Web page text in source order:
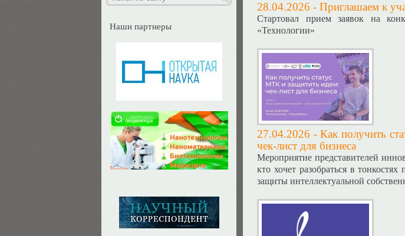
Наши партнеры
28.04.2026 - Приглашаем к
Стартовал прием заявок на
«Технологии»
27.04.2026 -Как получить
чек-лист для бизнеса
Мероприятие представителей
кто хочет разобраться в
защиты интеллектуальной